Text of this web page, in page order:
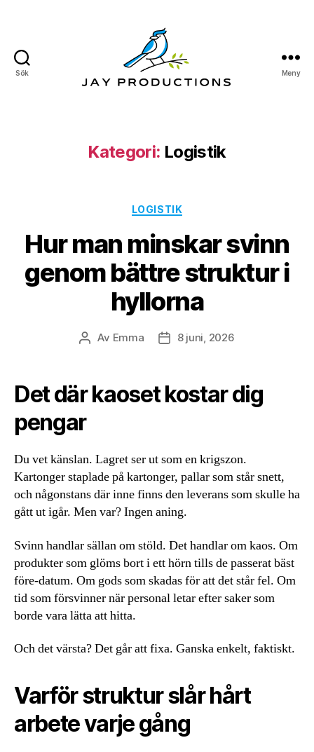
Sök Meny
Kategori: Logistik
Kategorier
LOGISTIK
Hur man minskar svinn
genom bättre struktur i
hyllorna
Inläggsförfattare
Av Emma Inläggsdatum
8 juni, 2026
Det där kaoset kostar dig
pengar
Du vet känslan. Lagret ser ut som en krigszon.
Kartonger staplade på kartonger, pallar som står snett,
och någonstans där inne finns den leverans som skulle ha
gått ut igår. Men var? Ingen aning.
Svinn handlar sällan om stöld. Det handlar om kaos. Om
produkter som glöms bort i ett hörn tills de passerat bäst
före-datum. Om gods som skadas för att det står fel. Om
tid som försvinner när personal letar efter saker som
borde vara lätta att hitta.
Och det värsta? Det går att fixa. Ganska enkelt, faktiskt.
Varför struktur slår hårt
arbete varje gång